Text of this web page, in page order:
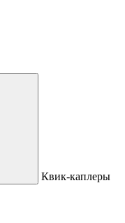
Квик-каплеры